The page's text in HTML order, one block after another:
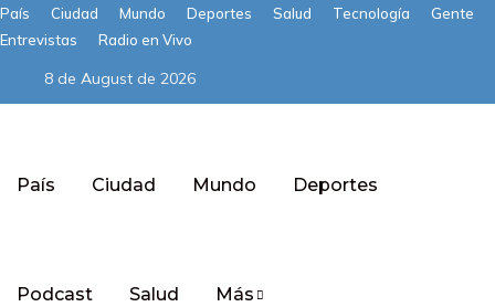
País Ciudad Mundo Deportes Salud Tecnología
Gente
Entrevistas
Radio en Vivo
8 de August de 2026
País Ciudad Mundo Deportes
Podcast Salud Más